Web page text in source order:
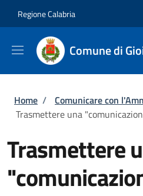
Regione Calabria
Comune di
Briciole di pane
Home / Comunicare con
Trasmettere una
Trasmettere